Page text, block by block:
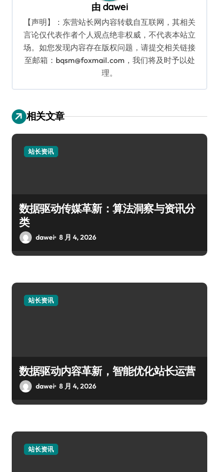
由 dawei
【声明】：东营站长网内容转载自互联网，其相关
言论仅代表作者个人观点绝非权威，不代表本站立
场。如您发现内容存在版权问题，请提交相关链接
至邮箱：bqsm@foxmail.com，我们将及时予以处
理。
相关文章
站长资讯
数据驱动传媒革新：算法洞察与资讯分
类
dawei 8 月 4, 2026
站长资讯
数据驱动内容革新，智能优化站长运营
dawei 8 月 4, 2026
站长资讯